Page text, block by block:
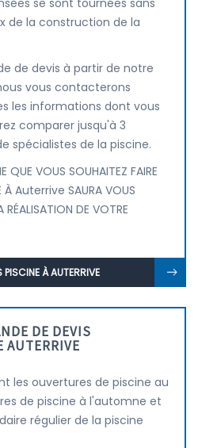
se sont tournées sans
de la construction de la
de devis à partir de notre
vous contacterons
les informations dont vous
comparer jusqu'à 3
spécialistes de la piscine.
QUE VOUS SOUHAITEZ FAIRE
À Auterrive SAURA VOUS
DE VOTRE
PISCINE À AUTERRIVE
DE DEVIS
AUTERRIVE
les ouvertures de piscine au
de piscine à l'automne et
régulier de la piscine